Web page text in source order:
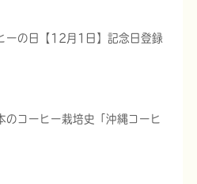
ーの日【12月1日】記念日登録
のコーヒー栽培史「沖縄コーヒ